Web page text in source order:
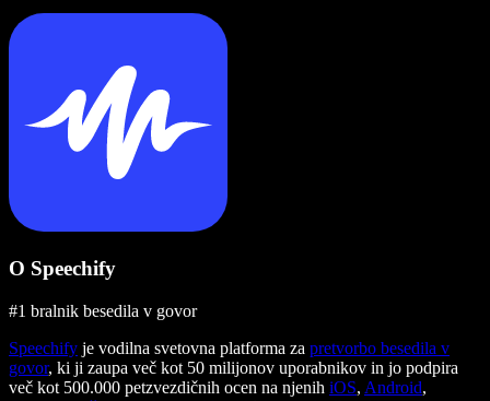
O Speechify
#1 bralnik besedila v govor
Speechify je vodilna svetovna platforma za pretvorbo besedila v
govor, ki ji zaupa več kot 50 milijonov uporabnikov in jo podpira
več kot 500.000 petzvezdičnih ocen na njenih iOS, Android,